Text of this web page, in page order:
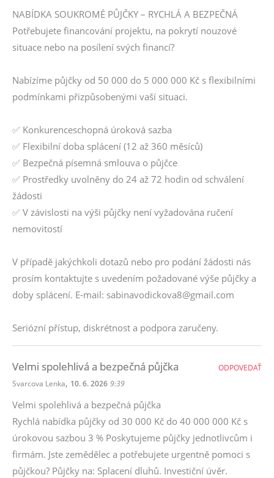
NABÍDKA SOUKROMÉ PŮJČKY – RYCHLÁ A BEZPEČNÁ
Potřebujete financování projektu, na pokrytí nouzové
situace nebo na posílení svých financí?
Nabízíme půjčky od 50 000 do 5 000 000 Kč s flexibilními
podmínkami přizpůsobenými vaší situaci.
✅ Konkurenceschopná úroková sazba
✅ Flexibilní doba splácení (12 až 360 měsíců)
✅ Bezpečná písemná smlouva o půjčce
✅ Prostředky uvolněny do 24 až 72 hodin od schválení
žádosti
✅ V závislosti na výši půjčky není vyžadována ručení
nemovitostí
V případě jakýchkoli dotazů nebo pro podání žádosti nás
prosím kontaktujte s uvedením požadované výše půjčky a
doby splácení. E-mail: sabinavodickova8@gmail.com
Seriózní přístup, diskrétnost a podpora zaručeny.
Velmi spolehlivá a bezpečná půjčka
Svarcova Lenka, 10. 6. 2026 9:39
Velmi spolehlivá a bezpečná půjčka
Rychlá nabídka půjčky od 30 000 Kč do 40 000 000 Kč s
úrokovou sazbou 3 % Poskytujeme půjčky jednotlivcům i
firmám. Jste zemědělec a potřebujete urgentně pomoci s
půjčkou? Půjčky na: Splacení dluhů. Investiční úvěr.
ODPOVEDAŤ